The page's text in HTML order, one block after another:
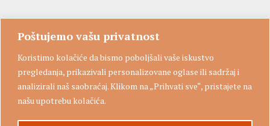
Poštujemo vašu privatnost
Koristimo kolačiće da bismo poboljšali vaše iskustvo
pregledanja, prikazivali personalizovane oglase ili sadržaj i
analizirali naš saobraćaj. Klikom na „Prihvati sve“, pristajete na
našu upotrebu kolačića.